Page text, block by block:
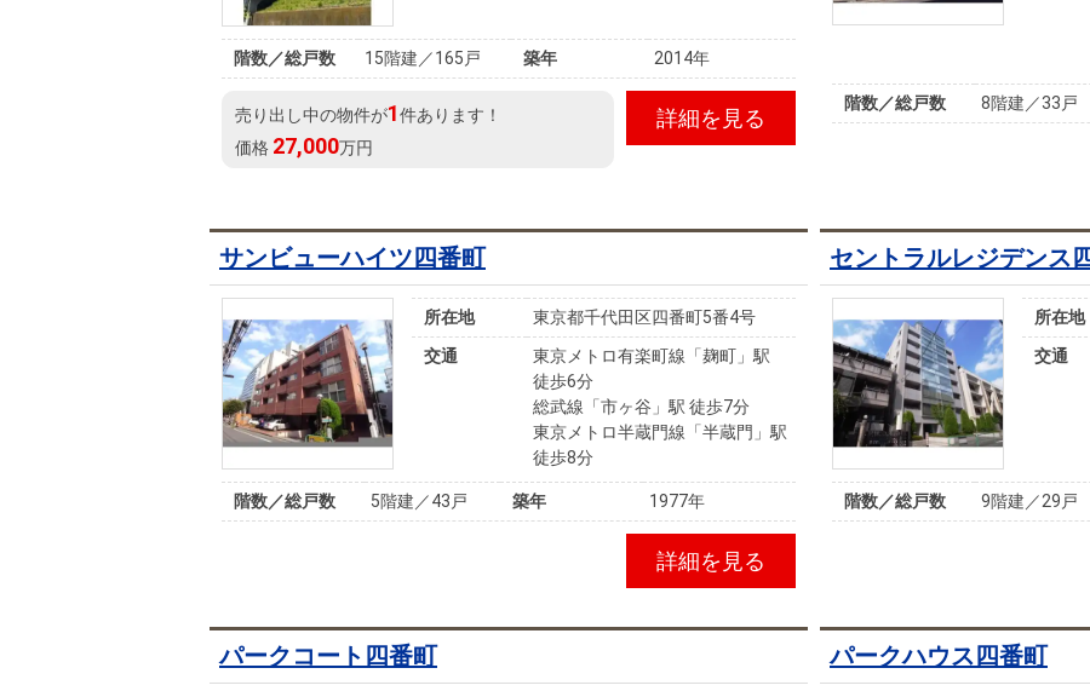
階数／総戸数 15階建／165戸 築年 2014年
売り出し中の物件が1件あります！
価格 27,000万円
詳細を見る
階数／総戸数
8階建／33戸
サンビューハイツ四番町
所在地
東京都千代田区四番町5番4号
交通
東京メトロ有楽町線「麹町」駅
徒歩6分
総武線「市ヶ谷」駅 徒歩7分
東京メトロ半蔵門線「半蔵門」駅
徒歩8分
階数／総戸数 5階建／43戸 築年 1977年
詳細を見る
セントラルレジデンス
所在地
交通
階数／総戸数 9階建／29戸
パークコート四番町 パークハウス四番町